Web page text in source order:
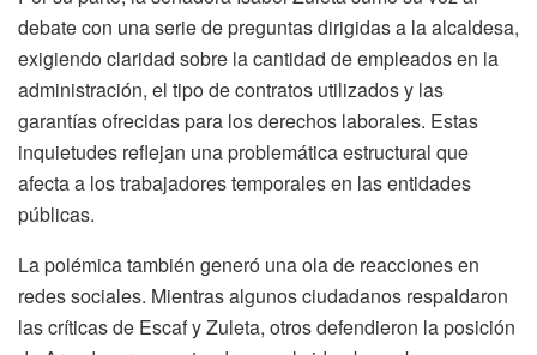
debate con una serie de preguntas dirigidas a la alcaldesa,
exigiendo claridad sobre la cantidad de empleados en la
administración, el tipo de contratos utilizados y las
garantías ofrecidas para los derechos laborales. Estas
inquietudes reflejan una problemática estructural que
afecta a los trabajadores temporales en las entidades
públicas.
La polémica también generó una ola de reacciones en
redes sociales. Mientras algunos ciudadanos respaldaron
las críticas de Escaf y Zuleta, otros defendieron la posición